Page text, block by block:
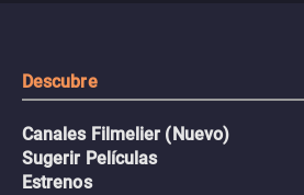
Descubre
Canales Filmelier (Nuevo)
Sugerir Películas
Estrenos